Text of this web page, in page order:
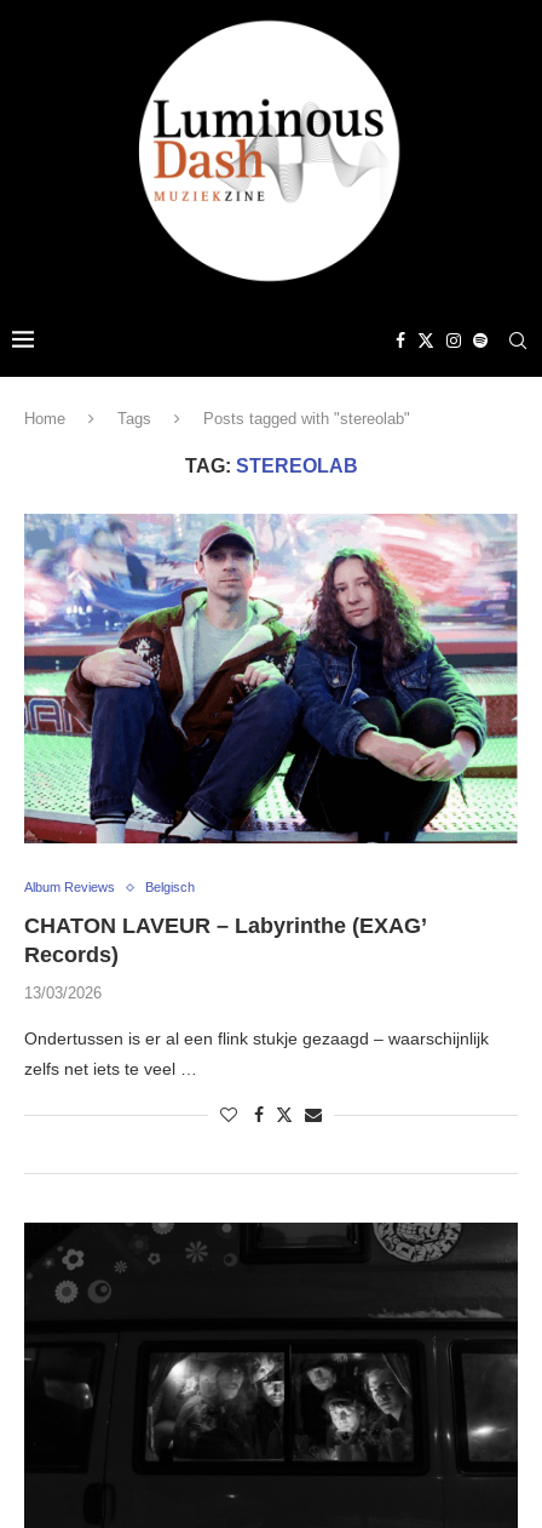
Home Tags Posts tagged with "stereolab"
TAG: STEREOLAB
Album Reviews Belgisch
CHATON LAVEUR – Labyrinthe (EXAG’
Records)
13/03/2026
Ondertussen is er al een flink stukje gezaagd – waarschijnlijk
zelfs net iets te veel …